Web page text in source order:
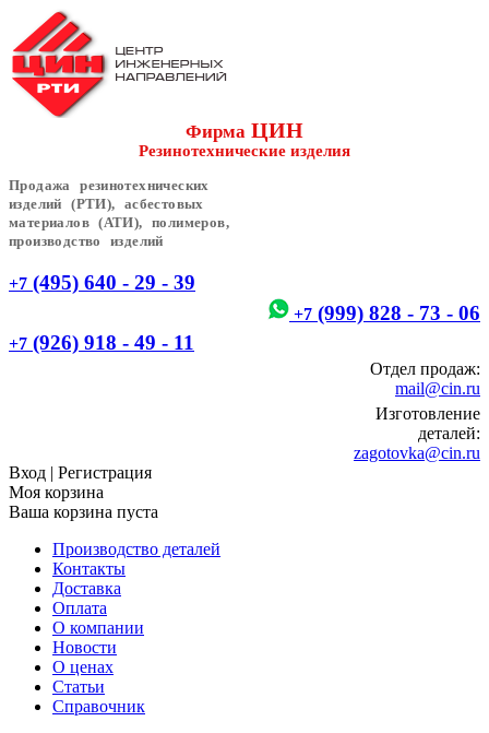
Фирма ЦИН
Резинотехнические изделия
Продажа резинотехнических
изделий (РТИ), асбестовых
материалов (АТИ), полимеров,
производство изделий
+7 (495) 640 - 29 - 39
+7 (999) 828 - 73 - 06
+7 (926) 918 - 49 - 11
Отдел продаж:
mail@cin.ru
Изготовление
деталей:
zagotovka@cin.ru
Вход | Регистрация
Моя корзина
Ваша корзина пуста
Производство деталей
Контакты
Доставка
Оплата
О компании
Новости
О ценах
Статьи
Справочник